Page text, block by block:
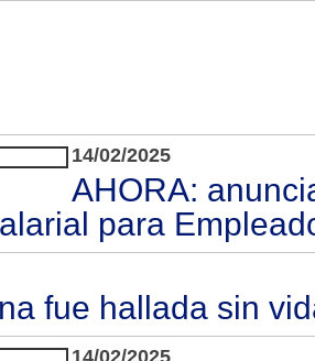
14/02/2025
AHORA:
para
fue hallada sin
14/02/2025